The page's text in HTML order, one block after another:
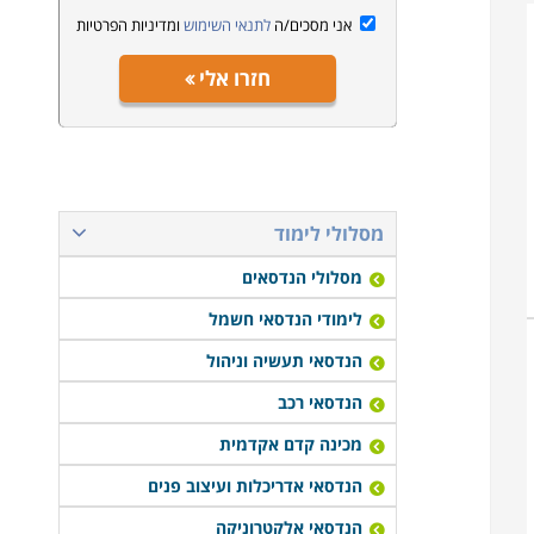
אני מסכים/הלתנאי השימוש ומדיניות הפרטיות
חזרו אלי
מסלולי לימוד
מסלולי הנדסאים
לימודי הנדסאי חשמל
הנדסאי תעשיה וניהול
הנדסאי רכב
מכינה קדם אקדמית
הנדסאי אדריכלות ועיצוב פנים
הנדסאי אלקטרוניקה